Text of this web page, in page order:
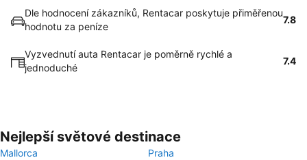
Dle hodnocení zákazníků, Rentacar poskytuje přiměřenou
hodnotu za peníze
7.8
Vyzvednutí auta Rentacar je poměrně rychlé a
jednoduché
7.4
Nejlepší světové destinace
Mallorca
Praha